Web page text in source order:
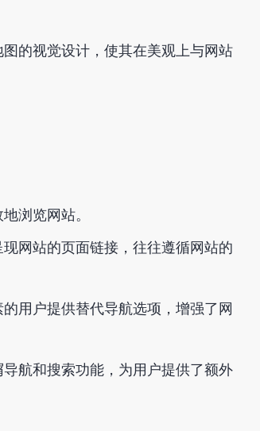
的视觉设计，使其在美观上与网站
浏览网站。
网站的页面链接，往往遵循网站的
用户提供替代导航选项，增强了网
航和搜索功能，为用户提供了额外